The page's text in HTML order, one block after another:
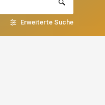
Erweiterte Suche